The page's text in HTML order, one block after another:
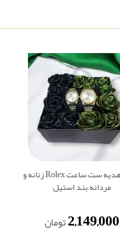
باکس هدیه ست ساعت Rolex زنانه و
مردانه بند استیل
2,149,000تومان